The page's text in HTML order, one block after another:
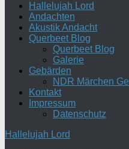
Hallelujah Lord
Andachten
Akustik Andacht
Querbeet Blog
Querbeet Blog
Galerie
Gebärden
NDR Märchen
Kontakt
Impressum
Datenschutz
Hallelujah Lord